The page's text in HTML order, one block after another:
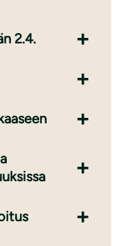
2.4.